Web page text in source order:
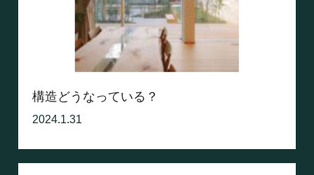
構造どうなっている？
2024.1.31